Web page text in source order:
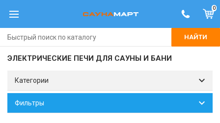
0
НАЙТИ
ЭЛЕКТРИЧЕСКИЕ ПЕЧИ ДЛЯ САУНЫ И БАНИ
Категории
Фильтры